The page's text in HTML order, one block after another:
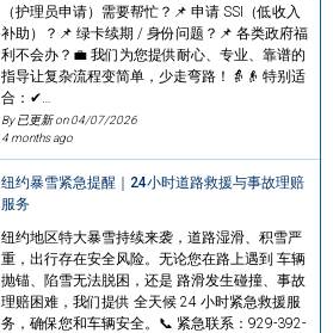
（护理员申请）需要帮忙？📌 申请 SSI（低收入
补助）？📌 绿卡续期 / 身份问题？📌 各类政府福
利不会办？💼 我们为您提供耐心、专业、靠谱的
指导让复杂流程变简单，少走弯路！👵👴 特别适
合：✔…
By 已更新 on04/07/2026
4 months ago
纽约暴雪紧急提醒｜24小时道路救援与事故理赔
服务
纽约地区特大暴雪持续来袭，道路湿滑、积雪严
重，出行存在安全风险。无论您在路上遇到 车辆
抛锚、陷雪无法脱困，还是 路滑发生碰撞、事故
理赔困难，我们提供 全天候 24 小时紧急救援服
务，确保您和车辆安全。📞 紧急联系：929-392-